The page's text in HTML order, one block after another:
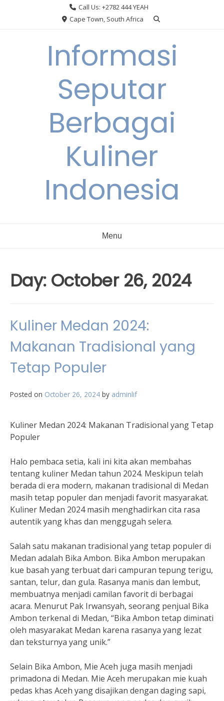
Call Us: +2782 444 YEAH
Cape Town, South Africa
Informasi
Seputar
Berbagai
Kuliner
Indonesia
Menu
Day: October 26, 2024
Kuliner Medan 2024:
Makanan Tradisional yang
Tetap Populer
Posted on October 26, 2024 by adminlif
Kuliner Medan 2024: Makanan Tradisional yang Tetap
Populer
Halo pembaca setia, kali ini kita akan membahas
tentang kuliner Medan tahun 2024. Meskipun telah
berada di era modern, makanan tradisional di Medan
masih tetap populer dan menjadi favorit masyarakat.
Kuliner Medan 2024 masih menghadirkan cita rasa
autentik yang khas dan menggugah selera.
Salah satu makanan tradisional yang tetap populer di
Medan adalah Bika Ambon. Bika Ambon merupakan
kue basah yang terbuat dari campuran tepung terigu,
santan, telur, dan gula. Rasanya manis dan lembut,
membuatnya menjadi camilan favorit di berbagai
acara. Menurut Pak Irwansyah, seorang penjual Bika
Ambon terkenal di Medan, “Bika Ambon tetap diminati
oleh masyarakat Medan karena rasanya yang lezat
dan teksturnya yang unik.”
Selain Bika Ambon, Mie Aceh juga masih menjadi
primadona di Medan. Mie Aceh merupakan mie kuah
pedas khas Aceh yang disajikan dengan daging sapi,